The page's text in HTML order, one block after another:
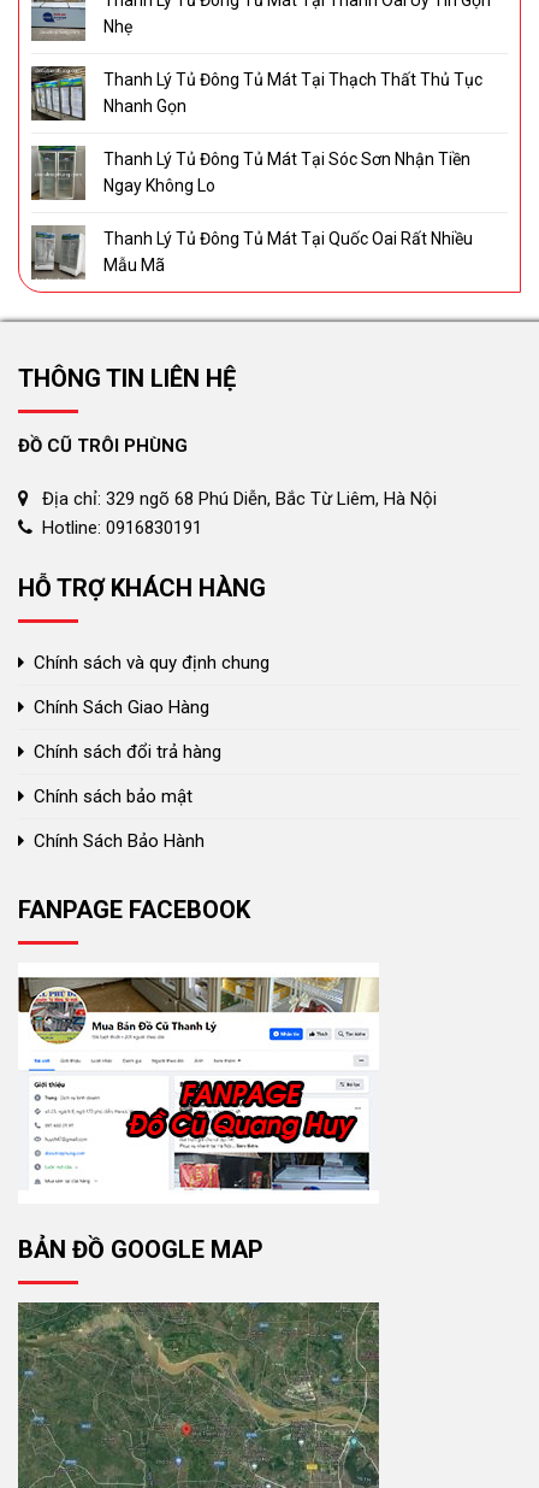
Nhẹ
Thanh Lý Tủ Đông Tủ Mát Tại Thạch Thất Thủ Tục
Nhanh Gọn
Thanh Lý Tủ Đông Tủ Mát Tại Sóc Sơn Nhận Tiền
Ngay Không Lo
Thanh Lý Tủ Đông Tủ Mát Tại Quốc Oai Rất Nhiều
Mẫu Mã
THÔNG TIN LIÊN HỆ
ĐỒ CŨ TRÔI PHÙNG
Địa chỉ: 329 ngõ 68 Phú Diễn, Bắc Từ Liêm, Hà Nội
Hotline: 0916830191
HỖ TRỢ KHÁCH HÀNG
Chính sách và quy định chung
Chính Sách Giao Hàng
Chính sách đổi trả hàng
Chính sách bảo mật
Chính Sách Bảo Hành
FANPAGE FACEBOOK
BẢN ĐỒ GOOGLE MAP